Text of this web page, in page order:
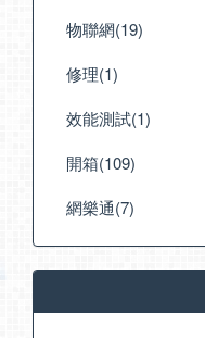
物聯網(19)
修理(1)
效能測試(1)
開箱(109)
網樂通(7)